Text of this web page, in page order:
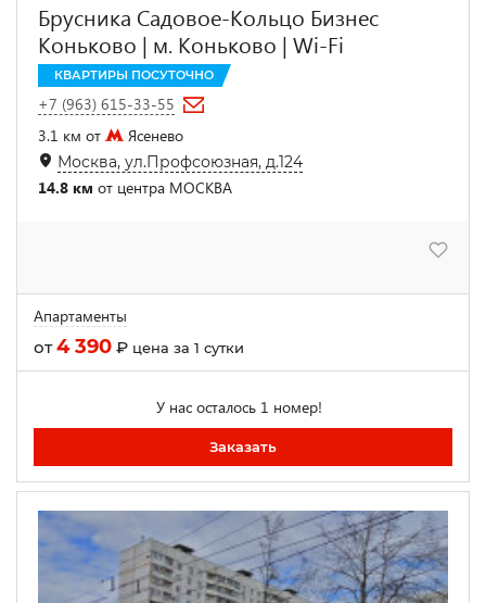
Брусника Садовое-Кольцо Бизнес
Коньково | м. Коньково | Wi-Fi
КВАРТИРЫ ПОСУТОЧНО
+7 (963) 615-33-55
3.1 км от
Ясенево
Москва, ул.Профсоюзная, д.124
14.8 км от центра МОСКВА
Апартаменты
от4 390 ₽ цена за 1 сутки
У нас осталось 1 номер!
Заказать